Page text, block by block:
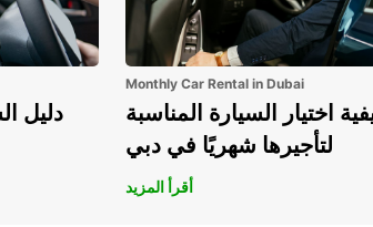
دليل
Monthly Car Rental in Dubai
اختيار السيارة المناسبة
لتأجيرها شهريًا في دبي
أقرأ المزيد